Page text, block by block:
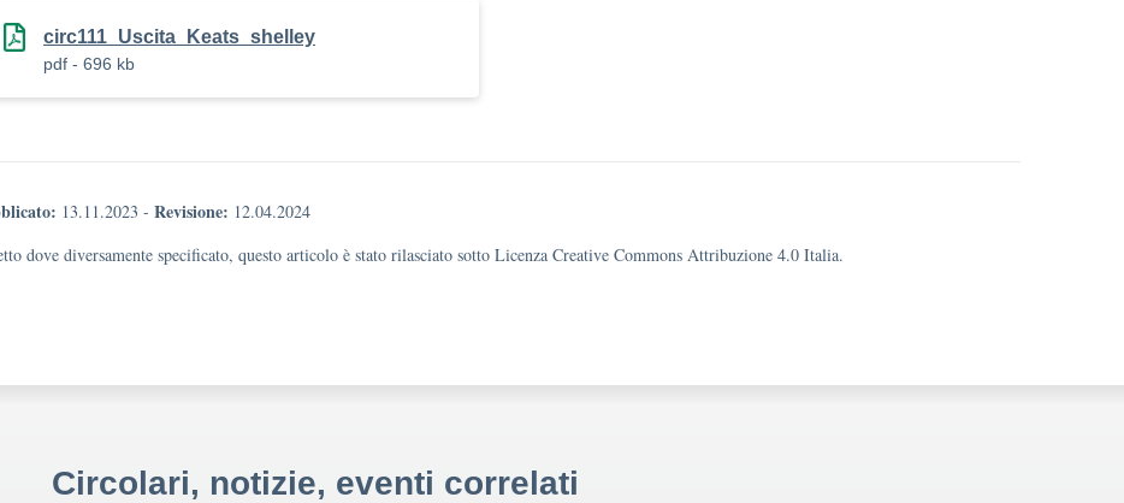
circ111_Uscita_Keats_shelley
pdf - 696 kb
13.11.2023 - Revisione: 12.04.2024
dove diversamente specificato, questo articolo è stato rilasciato sotto Licenza Creative Commons Attribuzione 4.0 Italia.
Circolari, notizie, eventi correlati